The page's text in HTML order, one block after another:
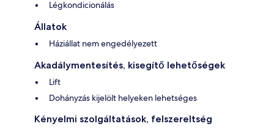
Légkondicionálás
Állatok
Háziállat nem engedélyezett
Akadálymentesítés, kisegítő lehetőségek
Lift
Dohányzás kijelölt helyeken lehetséges
Kényelmi szolgáltatások, felszereltség